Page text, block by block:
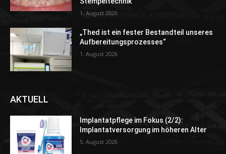
1. August 2026
„Thed ist ein fester Bestandteil unseres
Aufbereitungsprozesses“
1. August 2026
AKTUELL
Implantatpflege im Fokus (2/2):
Implantatversorgung im höheren Alter
5. August 2026